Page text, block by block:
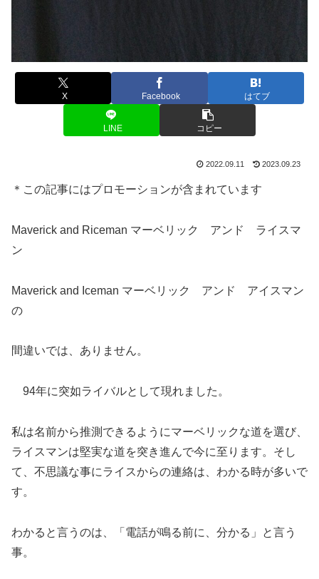
X Facebook はてブ
LINE コピー
2022.09.11 2023.09.23
＊この記事にはプロモーションが含まれています
Maverick and Riceman マーベリック アンド ライスマ
ン
Maverick and Iceman マーベリック アンド アイスマン
の
間違いでは、ありません。
94年に突如ライバルとして現れました。
私は名前から推測できるようにマーベリックな道を選び、
ライスマンは堅実な道を突き進んで今に至ります。そし
て、不思議な事にライスからの連絡は、わかる時が多いで
す。
わかると言うのは、「電話が鳴る前に、分かる」と言う
事。